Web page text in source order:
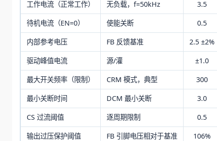
工作电流（正常工作） 无负载，f=50kHz 3.5
待机电流（EN=0） 使能关断 0.5
内部参考电压 FB 反馈基准 2.5 ±2%
驱动峰值电流 源/灌 ±1.0
最大开关频率（限制） CRM 模式，典型 300
最小关断时间 DCM 最小关断 3.0
CS 过流阈值 逐周期限制 0.5
输出过压保护阈值 FB 引脚电压相对于基准 106%